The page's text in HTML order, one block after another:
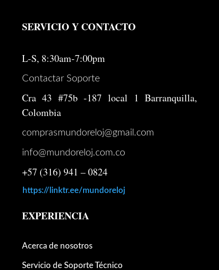
SERVICIO Y CONTACTO
L-S, 8:30am-7:00pm
Contactar Soporte
Cra 43 #75b -187 local 1 Barranquilla,
Colombia
comprasmundoreloj@gmail.com
info@mundoreloj.com.co
+57 (316) 941 – 0824
https://linktr.ee/mundoreloj
EXPERIENCIA
Acerca de nosotros
Servicio de Soporte Técnico